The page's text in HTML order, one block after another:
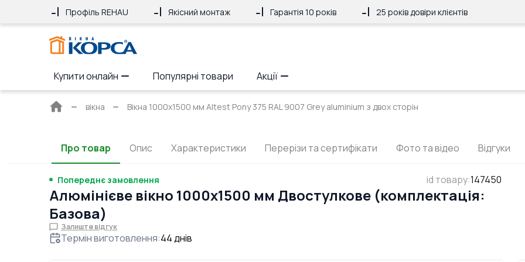
Профіль REHAU Якісний монтаж Гарантія 10 років 25 років довіри клієнтів
Купити онлайн Популярні товари Акції
Головна
вікна Вікна 1000x1500 мм Altest Pony 375 RAL 9007 Grey aluminium з двох сторін
Про товар Опис Характеристики Перерізи та сертифікати Фото та відео Відгуки
Попереднє замовлення id товару:147450
Алюмінієве вікно 1000x1500 мм Двостулкове (комплектація:
Базова)
Залиште відгук
Термін виготовлення:44днів